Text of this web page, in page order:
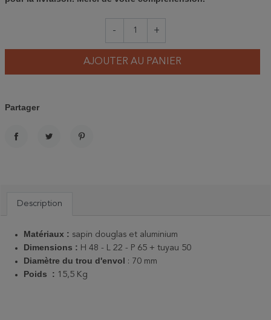
- +
AJOUTER AU PANIER
Partager
Description
Matériaux : sapin douglas et aluminium
Dimensions : H 48 - L 22 - P 65 + tuyau 50
Diamètre du trou d'envol : 70 mm
Poids : 15,5 Kg